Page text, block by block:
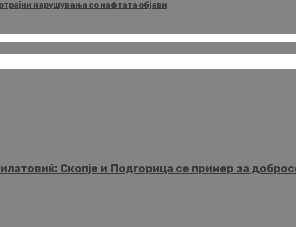
нарушувања со нафтата објави
Скопје и Подгорица се пример за